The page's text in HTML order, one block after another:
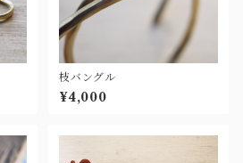
枝バングル
¥4,000